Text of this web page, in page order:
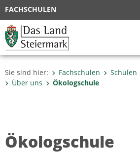
FACHSCHULEN
Sie sind hier: Fachschulen Schulen
Über uns
Ökologschule
Ökologschule